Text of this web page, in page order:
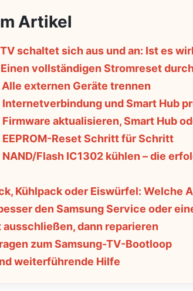
Artikel
schaltet sich aus und an: Ist es
Einen vollständigen Stromreset
Alle externen Geräte trennen
Internetverbindung und Smart Hub
Firmware aktualisieren, Smart Hub
EEPROM-Reset Schritt für Schritt
NAND/Flash IC1302 kühlen – die
Kühlpack oder Eiswürfel: Welche
den Samsung Service oder
ausschließen, dann reparieren
zum Samsung-TV-Bootloop
weiterführende Hilfe